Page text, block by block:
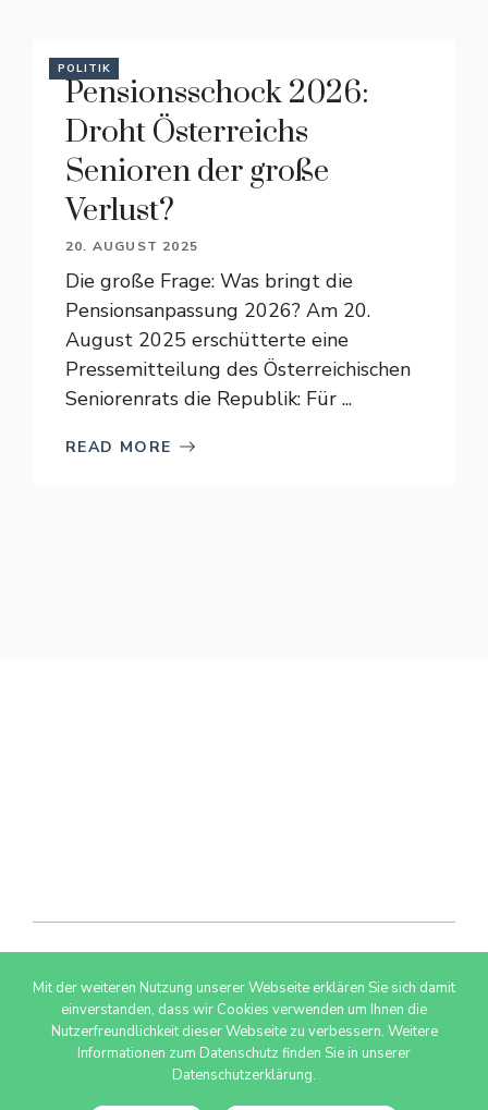
POLITIK
Pensionsschock 2026:
Droht Österreichs
Senioren der große
Verlust?
20. AUGUST 2025
Die große Frage: Was bringt die
Pensionsanpassung 2026? Am 20.
August 2025 erschütterte eine
Pressemitteilung des Österreichischen
Seniorenrats die Republik: Für ...
READ MORE
© 2026 AdSimple GmbH
Mit der weiteren Nutzung unserer Webseite erklären Sie sich damit
einverstanden, dass wir Cookies verwenden um Ihnen die
Nutzerfreundlichkeit dieser Webseite zu verbessern. Weitere
Informationen zum Datenschutz finden Sie in unserer
Datenschutzerklärung.